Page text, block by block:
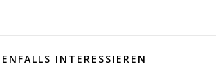
INTERESSIEREN